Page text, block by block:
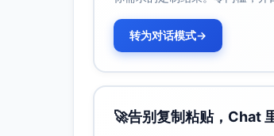
合规控制：最小必要采
数据不用于营销画像。
高峰调度：
采用率：移动预登记
转为对话模式→
🚀告别复制粘贴，Chat